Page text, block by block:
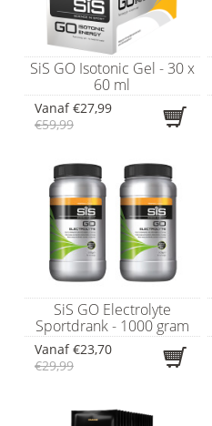
SiS GO Isotonic Gel - 30 x
60 ml
Vanaf€27,99
€59,99
SiS GO Electrolyte
Sportdrank - 1000 gram
Vanaf€23,70
€29,99